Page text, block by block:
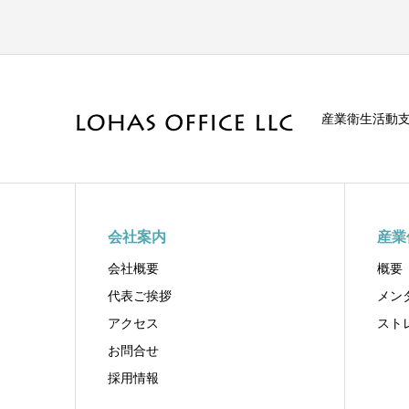
産業衛生活動
会社案内
会社概要
代表ご挨拶
アクセス
お問合せ
採用情報
産
概要
メン
スト